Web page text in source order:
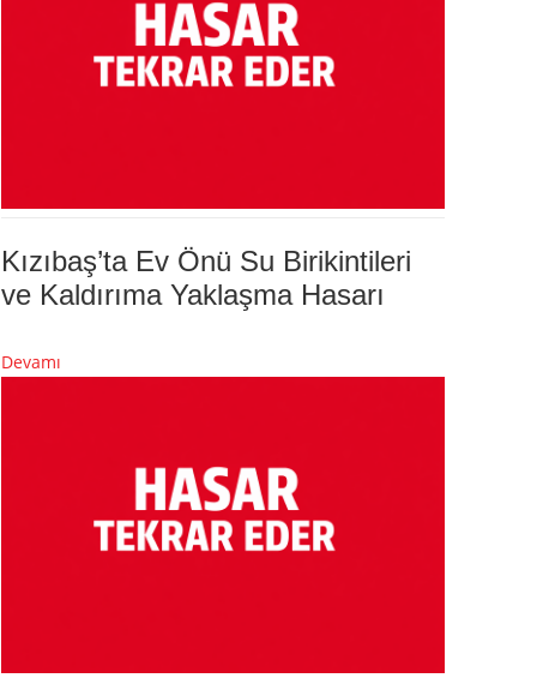
Kızıbaş’ta Ev Önü Su Birikintileri
ve Kaldırıma Yaklaşma Hasarı
Devamı